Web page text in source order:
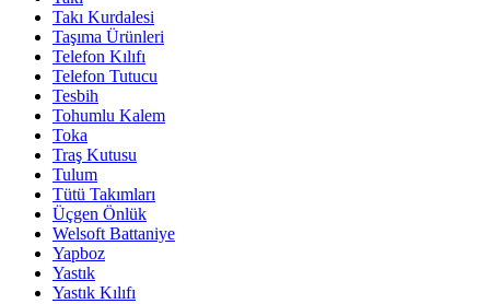
Takı Kurdalesi
Taşıma Ürünleri
Telefon Kılıfı
Telefon Tutucu
Tesbih
Tohumlu Kalem
Toka
Traş Kutusu
Tulum
Tütü Takımları
Üçgen Önlük
Welsoft Battaniye
Yapboz
Yastık
Yastık Kılıfı